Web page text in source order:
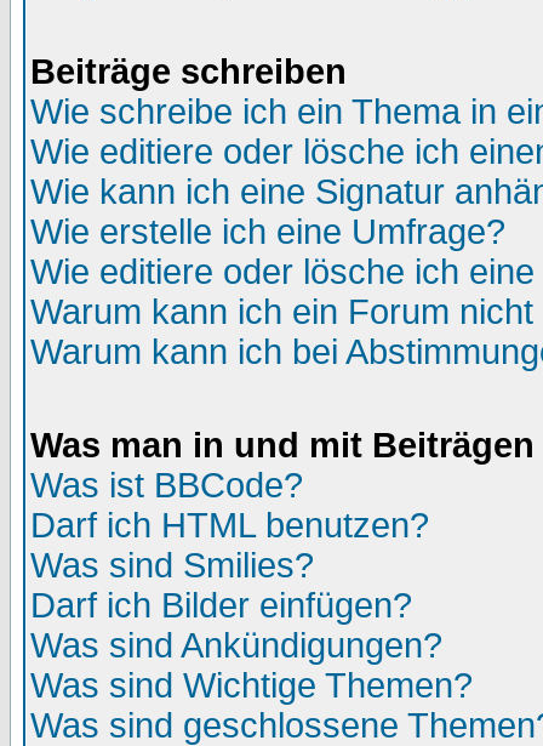
Beiträge schreiben
Wie schreibe ich ein Thema in
Wie editiere oder lösche ich
Wie kann ich eine Signatur
Wie erstelle ich eine Umfrage?
Wie editiere oder lösche ich
Warum kann ich ein Forum
Warum kann ich bei
Was man in und mit
Was ist BBCode?
Darf ich HTML benutzen?
Was sind Smilies?
Darf ich Bilder einfügen?
Was sind Ankündigungen?
Was sind Wichtige Themen?
Was sind geschlossene